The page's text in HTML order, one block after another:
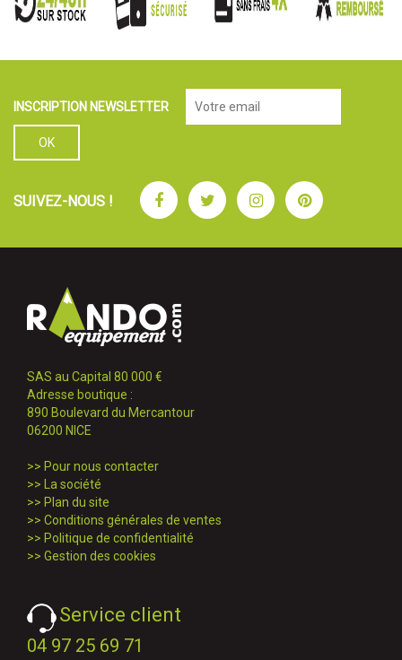
INSCRIPTION NEWSLETTER
SUIVEZ-NOUS ! FacebookTwitterInstagramPinterest
SAS au Capital 80 000 €
Adresse boutique :
890 Boulevard du Mercantour
06200 NICE
>> Pour nous contacter
>>
La société
>> Plan du site
>> Conditions générales de ventes
>> Politique de confidentialité
>> Gestion des cookies
Service client
04 97 25 69 71